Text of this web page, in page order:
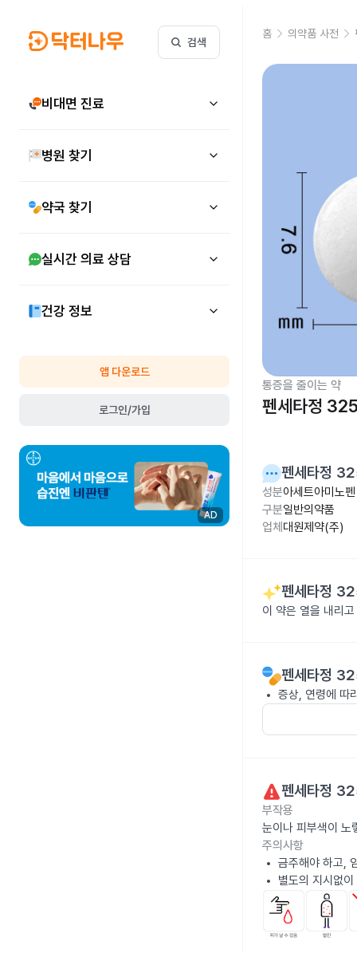
검색
비대면 진료
병원 찾기
약국 찾기
실시간 의료 상담
건강 정보
앱 다운로드
로그인/가입
AD
홈 의약품 사전
통증을 줄이는 약
펜세타정
펜세타정
성분아세트아미노
구분일반의약품
업체 대원제약(주)
펜세타정
이 약은 열을 내리
펜세타정
증상, 연령에 따
펜세타정
부작용
눈이나 피부색이 노
주의사항
금주해야 하고,
별도의 지시없